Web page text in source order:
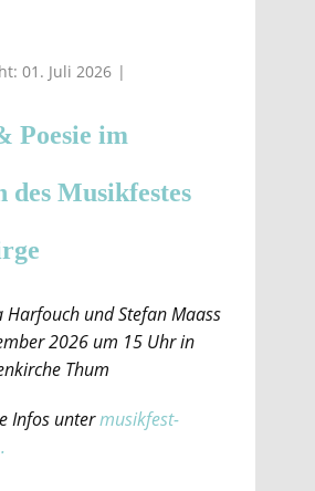
01. Juli 2026
Poesie im
des Musikfestes
Harfouch und Stefan Maass
2026 um 15 Uhr in
Thum
Infos untermusikfest-